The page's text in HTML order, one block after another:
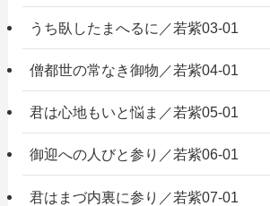
うち臥したまへるに／若紫03-01
僧都世の常なき御物／若紫04-01
君は心地もいと悩ま／若紫05-01
御迎への人びと参り／若紫06-01
君はまづ内裏に参り／若紫07-01